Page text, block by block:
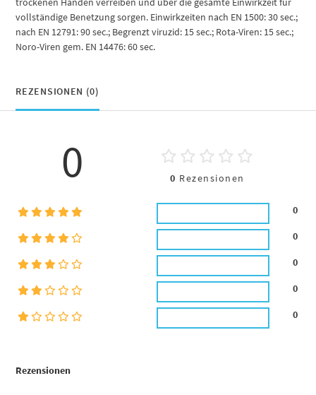
vollständige Benetzung sorgen. Einwirkzeiten nach EN 1500: 30 sec.;
nach EN 12791: 90 sec.; Begrenzt viruzid: 15 sec.; Rota-Viren: 15 sec.;
Noro-Viren gem. EN 14476: 60 sec.
REZENSIONEN (0)
Rezensionen
0 0 Rezensionen
0
0
0
0
0